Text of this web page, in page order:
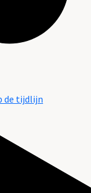
de tijdlijn